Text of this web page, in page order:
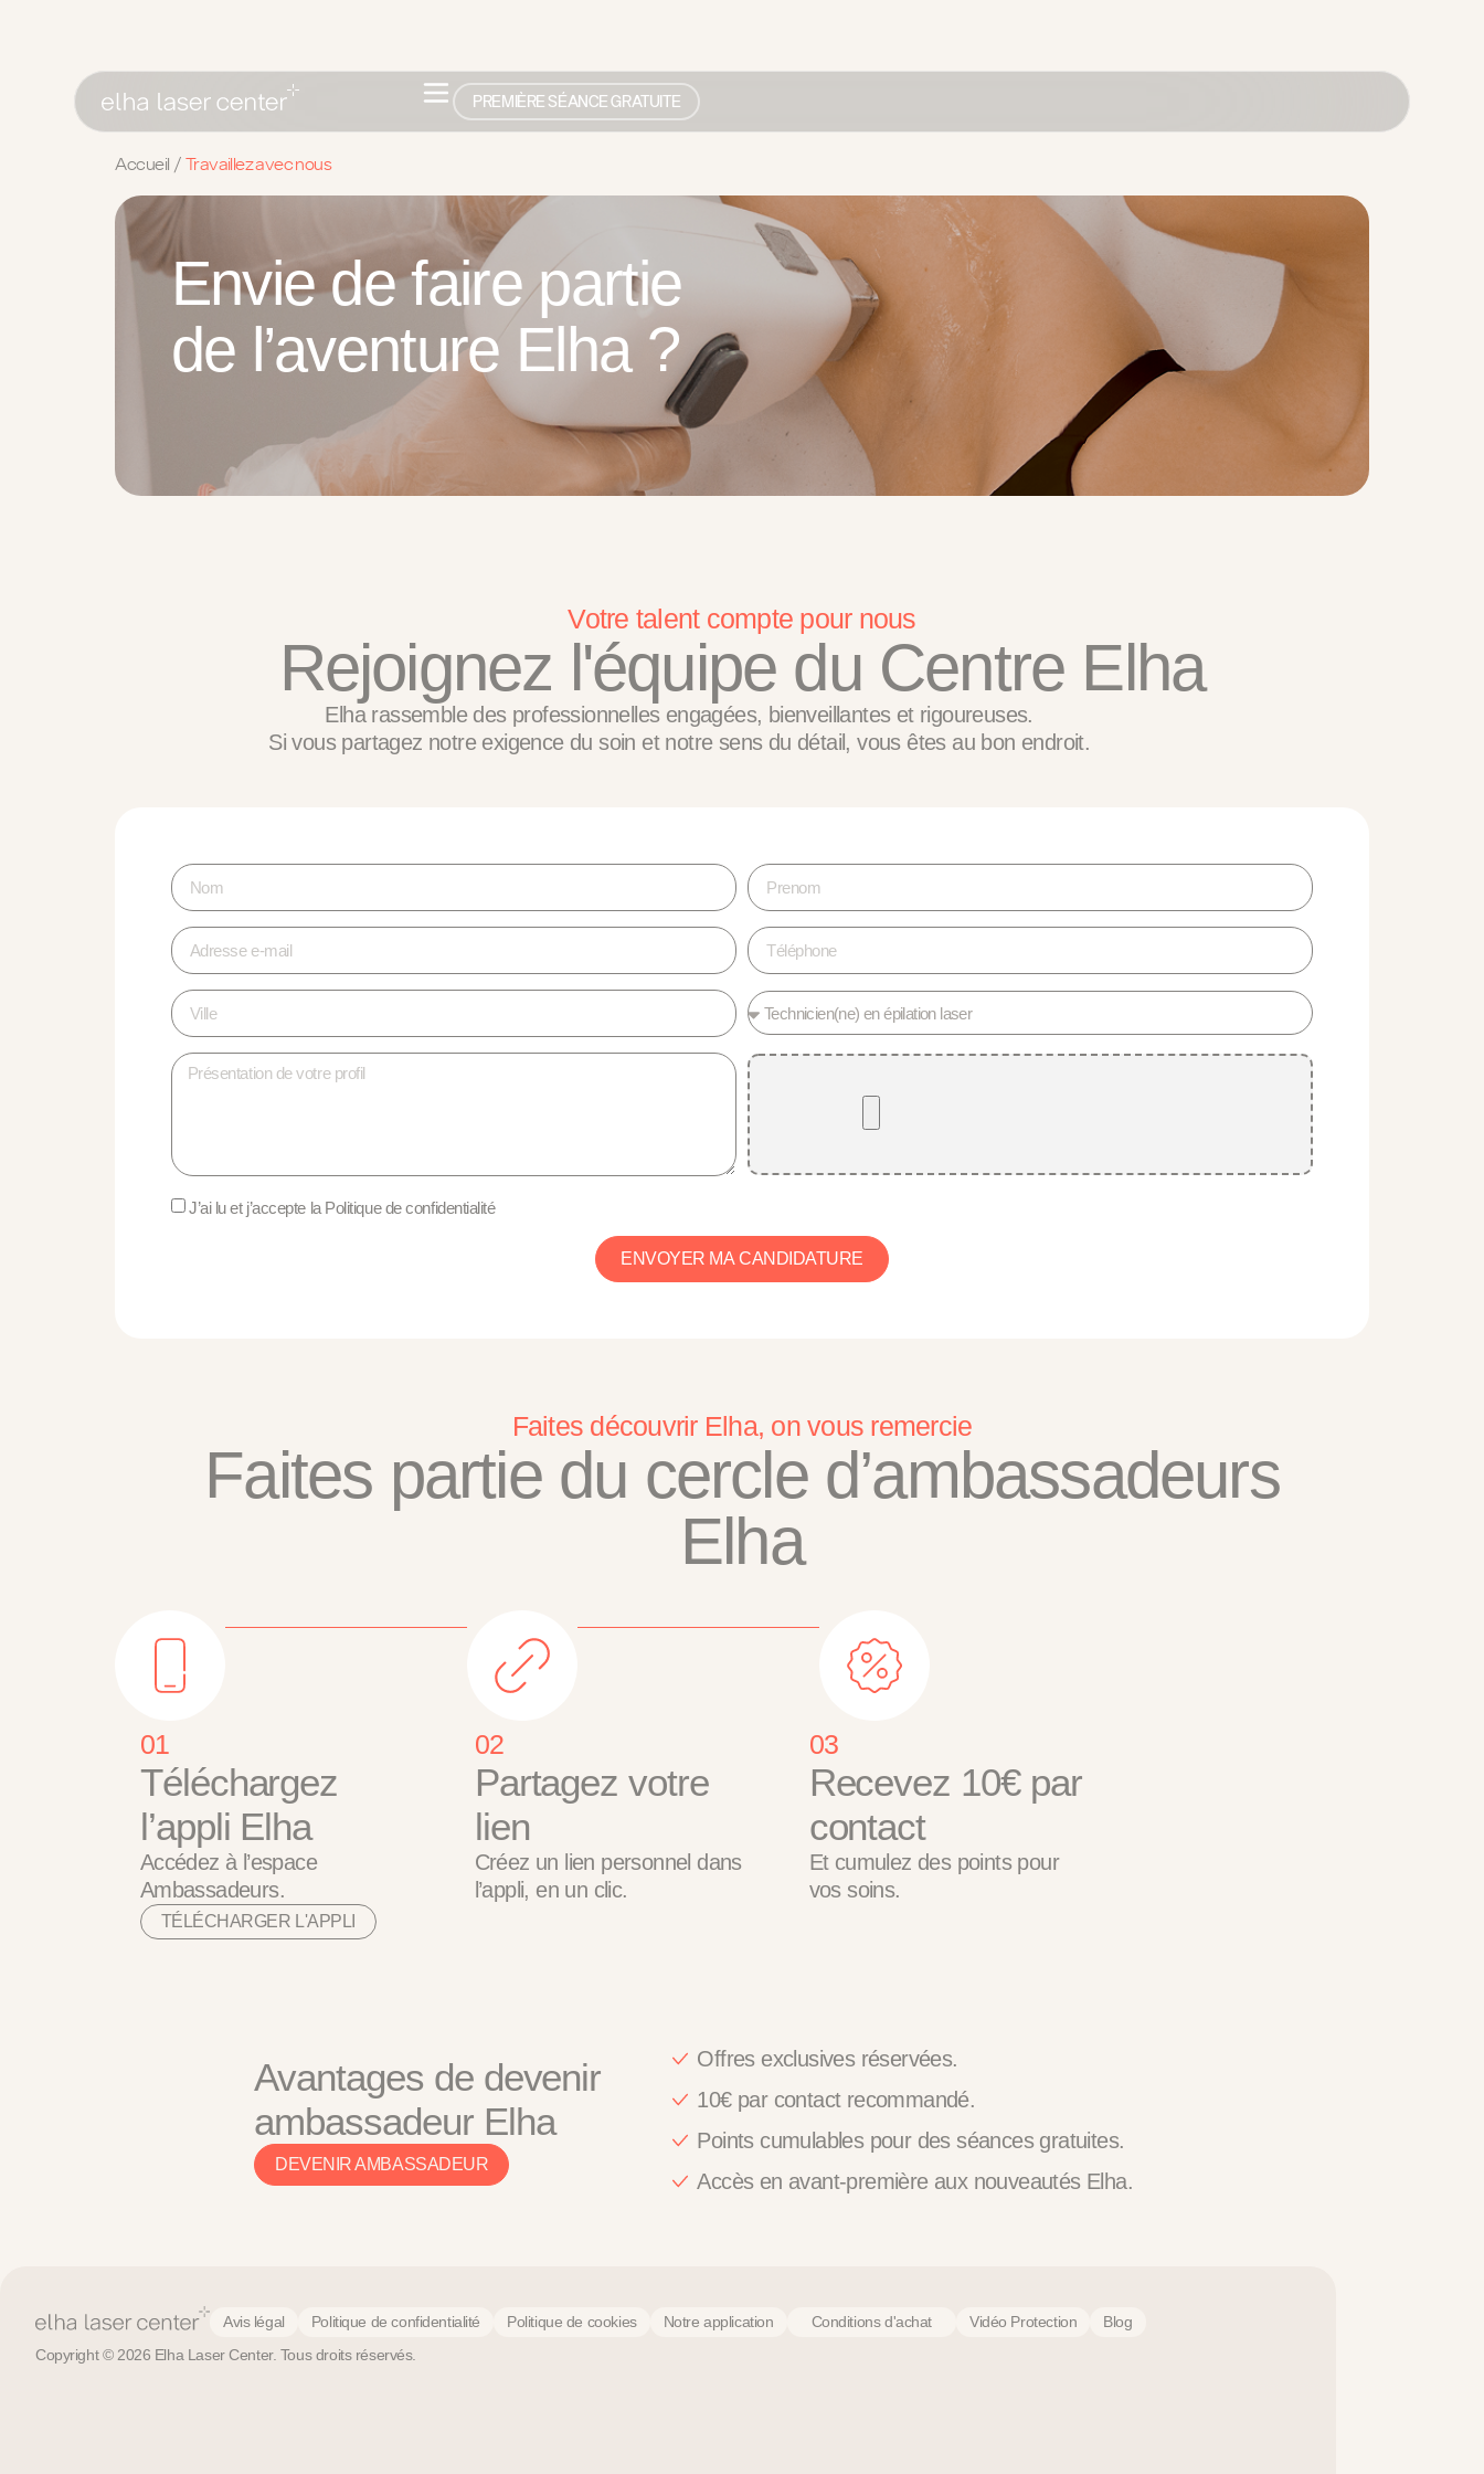
PREMIÈRE SÉANCE GRATUITE
Accueil / Travaillez avec nous
Envie de faire partie
de l’aventure Elha ?
Votre talent compte pour nous
Rejoignez l'équipe du Centre Elha
Elha rassemble des professionnelles engagées, bienveillantes et rigoureuses.
Si vous partagez notre exigence du soin et notre sens du détail, vous êtes au bon endroit.
J’ai lu et j’accepte la Politique de confidentialité
ENVOYER MA CANDIDATURE
Faites découvrir Elha, on vous remercie
Faites partie du cercle d’ambassadeurs
Elha
01
Téléchargez
l’appli Elha
Accédez à l’espace
Ambassadeurs.
TÉLÉCHARGER L'APPLI
02
Partagez votre
lien
Créez un lien personnel dans
l’appli, en un clic.
03
Recevez 10€ par
contact
Et cumulez des points pour
vos soins.
Avantages de devenir
ambassadeur Elha
DEVENIR AMBASSADEUR
Offres exclusives réservées.
10€ par contact recommandé.
Points cumulables pour des séances gratuites.
Accès en avant-première aux nouveautés Elha.
Avis légal Politique de confidentialité Politique de cookies Notre application Conditions d'achat Vidéo Protection
Blog
Copyright © 2026 Elha Laser Center. Tous droits réservés.